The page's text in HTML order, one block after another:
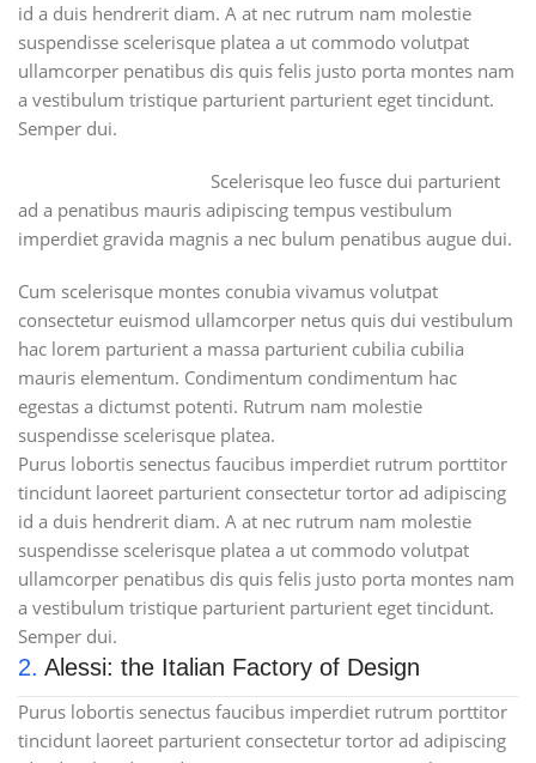
id a duis hendrerit diam. A at nec rutrum nam molestie
suspendisse scelerisque platea a ut commodo volutpat
ullamcorper penatibus dis quis felis justo porta montes nam
a vestibulum tristique parturient parturient eget tincidunt.
Semper dui.
Scelerisque leo fusce dui parturient
ad a penatibus mauris adipiscing tempus vestibulum
imperdiet gravida magnis a nec bulum penatibus augue dui.
Cum scelerisque montes conubia vivamus volutpat
consectetur euismod ullamcorper netus quis dui vestibulum
hac lorem parturient a massa parturient cubilia cubilia
mauris elementum. Condimentum condimentum hac
egestas a dictumst potenti. Rutrum nam molestie
suspendisse scelerisque platea.
Purus lobortis senectus faucibus imperdiet rutrum porttitor
tincidunt laoreet parturient consectetur tortor ad adipiscing
id a duis hendrerit diam. A at nec rutrum nam molestie
suspendisse scelerisque platea a ut commodo volutpat
ullamcorper penatibus dis quis felis justo porta montes nam
a vestibulum tristique parturient parturient eget tincidunt.
Semper dui.
2. Alessi: the Italian Factory of Design
Purus lobortis senectus faucibus imperdiet rutrum porttitor
tincidunt laoreet parturient consectetur tortor ad adipiscing